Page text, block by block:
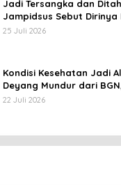
Jadi Tersangka dan
Jampidsus Sebut Dirinya
Kriminalisasi
25 Juli 2026
Kondisi Kesehatan Jadi
Deyang Mundur dari
Wamentan Sudaryono
22 Juli 2026